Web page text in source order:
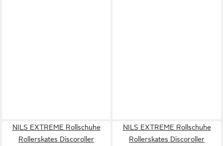
NILS EXTREME Rollschuhe
Rollerskates Discoroller
NILS EXTREME Rollschuhe
Rollerskates Discoroller